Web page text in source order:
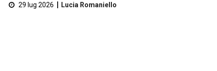
29 lug 2026 Lucia Romaniello